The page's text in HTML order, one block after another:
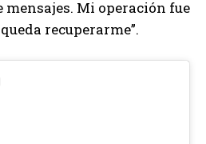
Mi operación fue
recuperarme”.